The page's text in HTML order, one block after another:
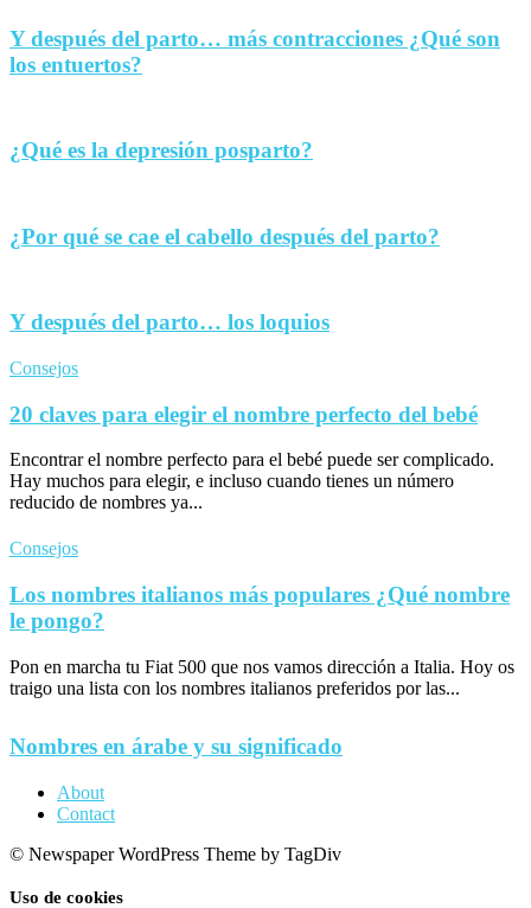
Y después del parto… más contracciones ¿Qué son
los entuertos?
¿Qué es la depresión posparto?
¿Por qué se cae el cabello después del parto?
Y después del parto… los loquios
Consejos
20 claves para elegir el nombre perfecto del bebé
Encontrar el nombre perfecto para el bebé puede ser complicado.
Hay muchos para elegir, e incluso cuando tienes un número
reducido de nombres ya...
Consejos
Los nombres italianos más populares ¿Qué nombre
le pongo?
Pon en marcha tu Fiat 500 que nos vamos dirección a Italia. Hoy os
traigo una lista con los nombres italianos preferidos por las...
Nombres en árabe y su significado
About
Contact
© Newspaper WordPress Theme by TagDiv
Uso de cookies